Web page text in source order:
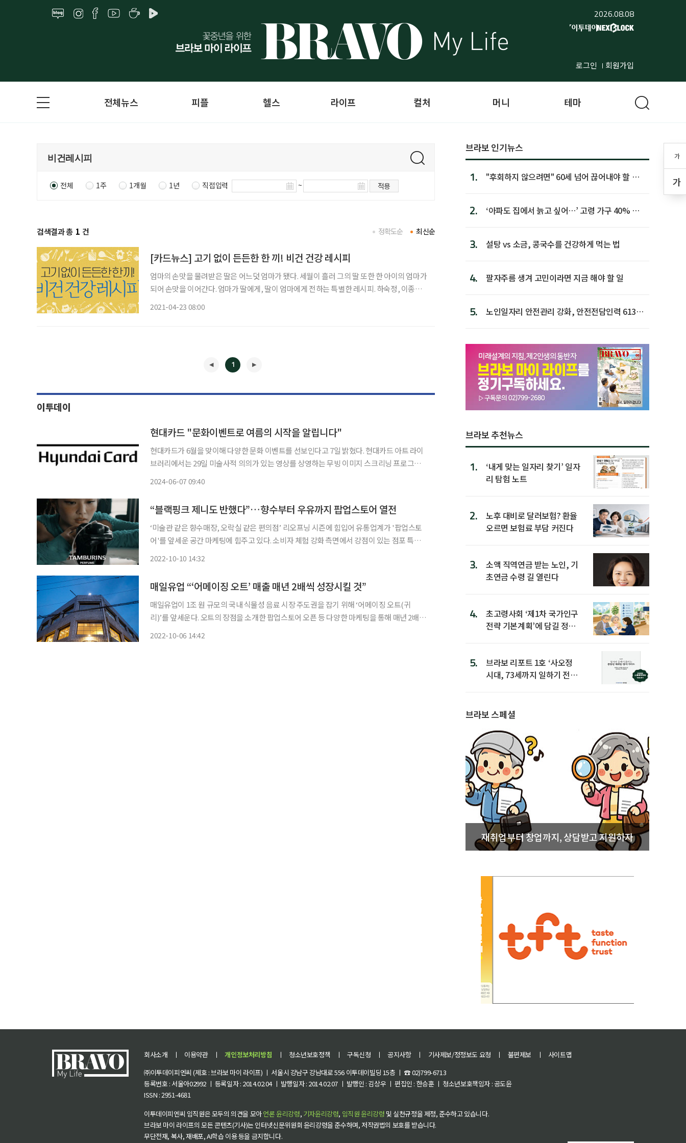
2026.08.08
로그인 회원가입
가
가
전체뉴스 피플 헬스 라이프 컬처 머니 테마
전체 1주 1개월 1년 직접입력 ~ 적용
검색결과 총 1 건 최신순
정확도순
[카드뉴스] 고기 없이 든든한 한 끼! 비건 건강 레시피
엄마의 손맛을 물려받은 딸은 어느덧 엄마가 됐다. 세월이 흘러 그의 딸 또한 한 아이의 엄마가
되어 손맛을 이어간다. 엄마가 딸에게, 딸이 엄마에게 전하는 특별한 레시피. 하숙정, 이종임,
2021-04-23 08:00
1
이투데이
현대카드 "문화이벤트로 여름의 시작을 알립니다"
현대카드가 6월을 맞이해 다양한 문화 이벤트를 선보인다고 7일 밝혔다. 현대카드 아트 라이
브러리에서는 29일 미술사적 의의가 있는 영상를 상영하는 무빙 이미지 스크리닝 프로그램
2024-06-07 09:40
“블랙핑크 제니도 반했다”…향수부터 우유까지 팝업스토어 열전
‘미술관 같은 향수매장, 오락실 같은 편의점’ 리오프닝 시즌에 힘입어 유통업계가 '팝업스토
어'를 앞세운 공간 마케팅에 힘주고 있다. 소비자 체험 강화 측면에서 강점이 있는 점포 특성
2022-10-10 14:32
매일유업 “‘어메이징 오트’ 매출 매년 2배씩 성장시킬 것”
매일유업이 1조 원 규모의 국내 식물성 음료 시장 주도권을 잡기 위해 ‘어메이징 오트(귀
리)’를 앞세운다. 오트의 장점을 소개한 팝업스토어 오픈 등 다양한 마케팅을 통해 매년 2배 이
2022-10-06 14:42
브라보 인기뉴스
1.
"후회하지 않으려면" 60세 넘어 끊어내야 할 사
2.
‘아파도 집에서 늙고 싶어…’ 고령 가구 40% 노
3. 설탕 vs 소금, 콩국수를 건강하게 먹는 법
4. 팔자주름 생겨 고민이라면 지금 해야 할 일
5.
노인일자리 안전관리 강화, 안전전담인력 613명
브라보 추천뉴스
1.
‘내게 맞는 일자리 찾기’ 일자
리 탐험 노트
2.
노후 대비로 달러보험? 환율
오르면 보험료 부담 커진다
3.
소액 직역연금 받는 노인, 기
초연금 수령 길 열린다
4.
초고령사회 ‘제1차 국가인구
전략 기본계획’에 담길 정책
5.
브라보 리포트 1호 ‘사오정
시대, 73세까지 일하기 전략’
브라보 스페셜
재취업부터 창업까지, 상담받고 지원하자
회사소개 ㅣ 이용약관 ㅣ 개인정보처리방침 ㅣ 청소년보호정책 ㅣ 구독신청 ㅣ 공지사항 ㅣ 기사제보/정정보도 요청 ㅣ 불편제보 ㅣ
사이트맵
㈜이투데이피엔씨 (제호 : 브라보 마이 라이프) ㅣ 서울시 강남구 강남대로 556 이투데이빌딩 15층 ㅣ ☎ 02)799-6713
등록번호 : 서울아02992 ㅣ 등록일자 : 2014.02.04 ㅣ 발행일자 : 2014.02.07 ㅣ 발행인 : 김상우 ㅣ 편집인 : 한승훈 ㅣ 청소년보호책임자 : 공도윤
ISSN : 2951-4681
이투데이피엔씨 임직원은 모두의 의견을 모아언론 윤리강령, 기자윤리강령, 임직원 윤리강령 및 실천규정을 제정, 준수하고 있습니다.
브라보 마이 라이프의 모든 콘텐츠(기사)는 인터넷신문위원회 윤리강령을 준수하며, 저작권법의 보호를 받습니다.
무단전재, 복사, 재배포, AI학습 이용 등을 금지합니다.